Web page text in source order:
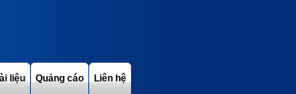
liệu Quảng cáo Liên hệ